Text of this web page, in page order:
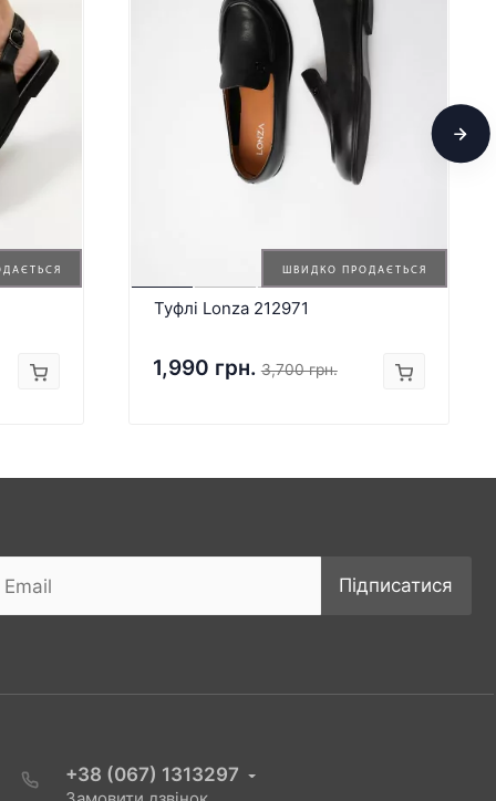
ШВИДКО ПРОДАЄТЬСЯ
Туфлі Lonza 212971
1,990 грн. 3,700 грн.
Підписатися
+38 (067) 1313297